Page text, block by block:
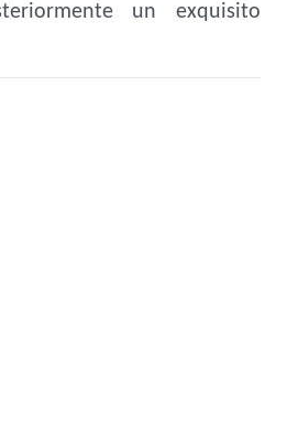
un exquisito